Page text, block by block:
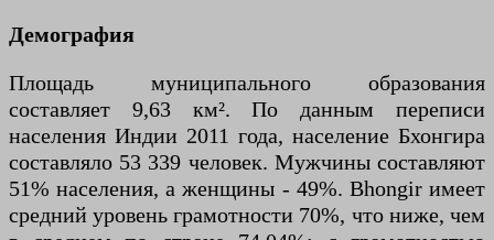
Демография
Площадь муниципального образования
составляет 9,63 км². По данным переписи
населения Индии 2011 года, население Бхонгира
составляло 53 339 человек. Мужчины составляют
51% населения, а женщины - 49%. Bhongir имеет
средний уровень грамотности 70%, что ниже, чем